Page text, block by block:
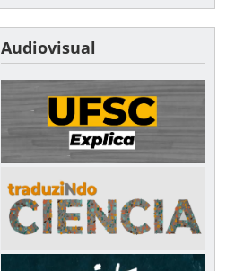
Audiovisual